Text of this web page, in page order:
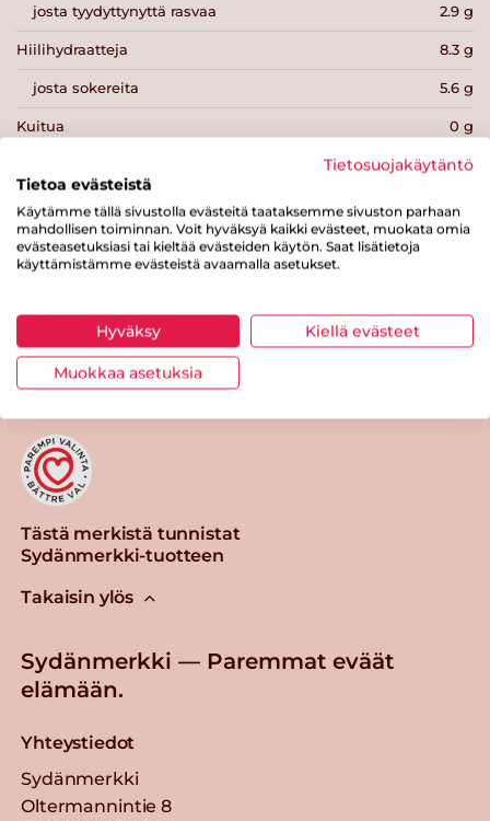
josta tyydyttynyttä rasvaa 2.9 g
Hiilihydraatteja 8.3 g
josta sokereita 5.6 g
Kuitua 0 g
1 g
Suolaa
Tulosta sivu Jaa tuote
Tästä merkistä tunnistat
Sydänmerkki-tuotteen
Takaisin ylös
Sydänmerkki — Paremmat eväät
elämään.
Yhteystiedot
Sydänmerkki
Oltermannintie 8
Tietosuojakäytäntö
Tietoa evästeistä
Käytämme tällä sivustolla evästeitä taataksemme sivuston parhaan
mahdollisen toiminnan. Voit hyväksyä kaikki evästeet, muokata omia
evästeasetuksiasi tai kieltää evästeiden käytön. Saat lisätietoja
käyttämistämme evästeistä avaamalla asetukset.
Hyväksy Kiellä evästeet
Muokkaa asetuksia